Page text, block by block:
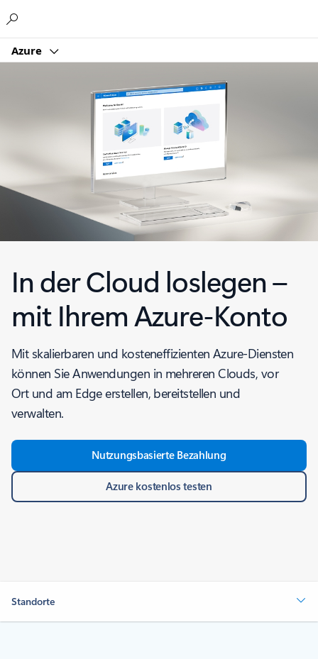
Azure
In der Cloud loslegen –
mit Ihrem Azure-Konto
Mit skalierbaren und kosteneffizienten Azure-Diensten
können Sie Anwendungen in mehreren Clouds, vor
Ort und am Edge erstellen, bereitstellen und
verwalten.
Nutzungsbasierte Bezahlung
Azure kostenlos testen
Standorte